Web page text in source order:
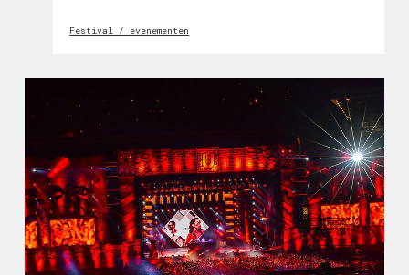
Festival / evenementen